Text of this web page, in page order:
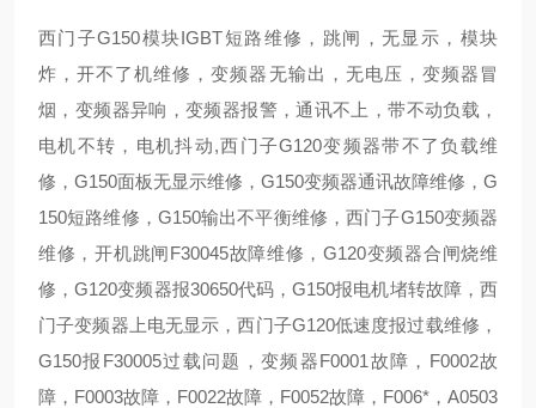
西门子G150模块IGBT短路维修，跳闸，无显示，模块
炸，开不了机维修，变频器无输出，无电压，变频器冒
烟，变频器异响，变频器报警，通讯不上，带不动负载，
电机不转，电机抖动,西门子G120变频器带不了负载维
修，G150面板无显示维修，G150变频器通讯故障维修，G
150短路维修，G150输出不平衡维修，西门子G150变频器
维修，开机跳闸F30045故障维修，G120变频器合闸烧维
修，G120变频器报30650代码，G150报电机堵转故障，西
门子变频器上电无显示，西门子G120低速度报过载维修，
G150报F30005过载问题，变频器F0001故障，F0002故
障，F0003故障，F0022故障，F0052故障，F006*，A0503